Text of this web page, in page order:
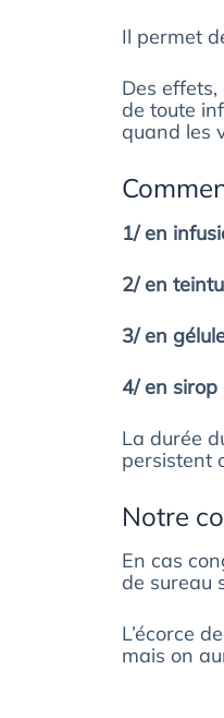
Il permet
Des
de toute
quand les
1/ en
2/ en
3/ en
4/ en sirop
La durée
persistent
Notre
En cas
de sureau
L’écorce
mais on